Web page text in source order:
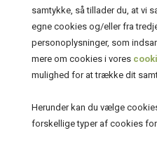
samtykke, så tillader du, at vi
egne cookies og/eller fra
personoplysninger, som
mere om cookies i vores
mulighed for at trække dit
Herunder kan du vælge
forskellige typer af cookies
Vingårdene
Økologiske druer
Smage- og gavepakker
Brandy, gin, likør, portvinslignende